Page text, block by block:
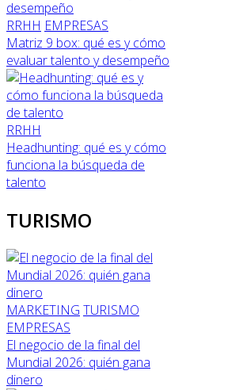
RRHH EMPRESAS
Matriz 9 box: qué es y cómo
evaluar talento y desempeño
RRHH
Headhunting: qué es y cómo
funciona la búsqueda de
talento
TURISMO
MARKETING TURISMO
EMPRESAS
El negocio de la final del
Mundial 2026: quién gana
dinero